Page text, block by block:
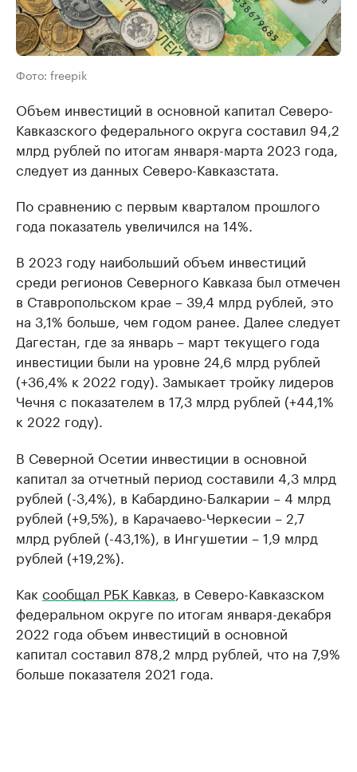
Фото: freepik
Объем инвестиций в основной капитал Северо-
Кавказского федерального округа составил 94,2
млрд рублей по итогам января-марта 2023 года,
следует из данных Северо-Кавказстата.
По сравнению с первым кварталом прошлого
года показатель увеличился на 14%.
В 2023 году наибольший объем инвестиций
среди регионов Северного Кавказа был отмечен
в Ставропольском крае – 39,4 млрд рублей, это
на 3,1% больше, чем годом ранее. Далее следует
Дагестан, где за январь – март текущего года
инвестиции были на уровне 24,6 млрд рублей
(+36,4% к 2022 году). Замыкает тройку лидеров
Чечня с показателем в 17,3 млрд рублей (+44,1%
к 2022 году).
В Северной Осетии инвестиции в основной
капитал за отчетный период составили 4,3 млрд
рублей (-3,4%), в Кабардино-Балкарии – 4 млрд
рублей (+9,5%), в Карачаево-Черкесии – 2,7
млрд рублей (-43,1%), в Ингушетии – 1,9 млрд
рублей (+19,2%).
Как сообщал РБК Кавказ , в Северо-Кавказском
федеральном округе по итогам января-декабря
2022 года объем инвестиций в основной
капитал составил 878,2 млрд рублей, что на 7,9%
больше показателя 2021 года.